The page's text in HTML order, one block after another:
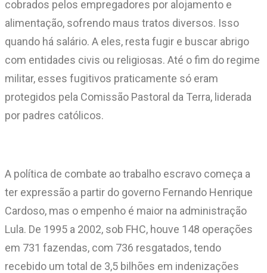
cobrados pelos empregadores por alojamento e
alimentação, sofrendo maus tratos diversos. Isso
quando há salário. A eles, resta fugir e buscar abrigo
com entidades civis ou religiosas. Até o fim do regime
militar, esses fugitivos praticamente só eram
protegidos pela Comissão Pastoral da Terra, liderada
por padres católicos.
A política de combate ao trabalho escravo começa a
ter expressão a partir do governo Fernando Henrique
Cardoso, mas o empenho é maior na administração
Lula. De 1995 a 2002, sob FHC, houve 148 operações
em 731 fazendas, com 736 resgatados, tendo
recebido um total de 3,5 bilhões em indenizações